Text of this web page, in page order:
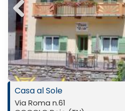
Previ
ous
Casa al Sole
Via Roma n.61